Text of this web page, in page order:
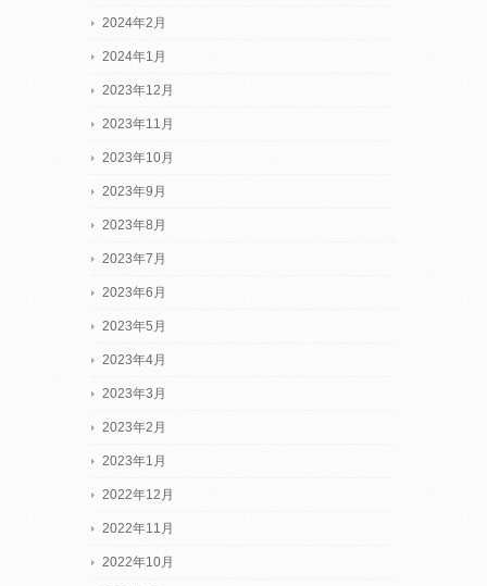
2024年2月
2024年1月
2023年12月
2023年11月
2023年10月
2023年9月
2023年8月
2023年7月
2023年6月
2023年5月
2023年4月
2023年3月
2023年2月
2023年1月
2022年12月
2022年11月
2022年10月